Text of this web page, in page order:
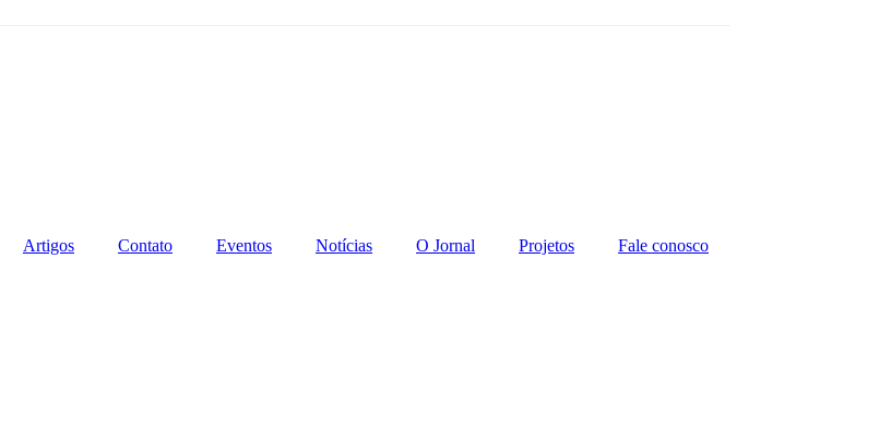
Artigos Contato Eventos Notícias O Jornal Projetos Fale conosco